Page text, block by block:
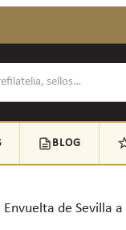
BLOG
Envuelta de Sevilla a